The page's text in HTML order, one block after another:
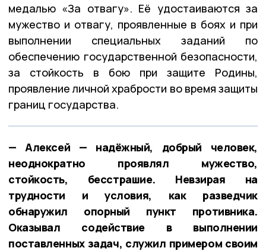
медалью «За отвагу». Её удостаиваются за
мужество и отвагу, проявленные в боях и при
выполнении специальных заданий по
обеспечению государственной безопасности,
за стойкость в бою при защите Родины,
проявление личной храбрости во время защиты
границ государства.
— Алексей — надёжный, добрый человек,
неоднократно проявлял мужество,
стойкость, бесстрашие. Невзирая на
трудности и условия, как разведчик
обнаружил опорный пункт противника.
Оказывал содействие в выполнении
поставленных задач, служил примером своим